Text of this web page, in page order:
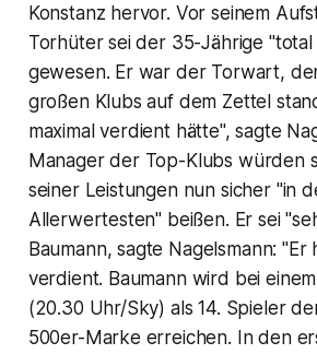
Konstanz hervor. Vor seinem
Torhüter sei der 35-Jährige
gewesen. Er war der Torwart,
großen Klubs auf dem Zettel
maximal verdient hätte", sagte
Manager der Top-Klubs würden
seiner Leistungen nun sicher "in
Allerwertesten" beißen. Er sei
Baumann, sagte Nagelsmann: "Er
verdient. Baumann wird bei
(20.30 Uhr/Sky) als 14. Spieler
500er-Marke erreichen. In den